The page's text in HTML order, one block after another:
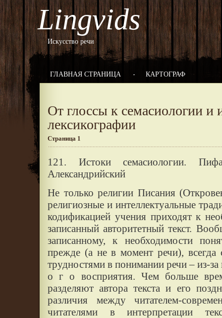
Lingvids
Искусство речи
ГЛАВНАЯ СТРАНИЦА КАРТОГРАФ
От глоссы к семасиологии и
лексикографии
Страница 1
121. Истоки семасиологии.
Александрийский
Не только религии Писания
религиозные и интеллектуальные
кодификацией учения приходят к
записанный авторитетный текст.
записанному, к необходимости
прежде (а не в момент речи),
трудностями в понимании речи – из-
о г о восприятия. Чем больше
разделяют автора текста и его
различия между читателем-
читателями в интерпретации